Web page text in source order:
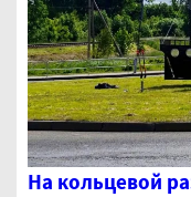
На кольцевой